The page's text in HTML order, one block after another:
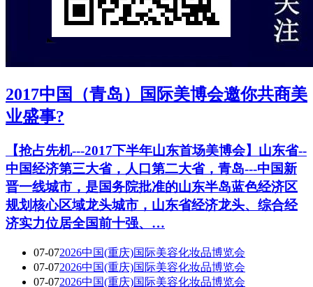
2017中国（青岛）国际美博会邀你共商美
业盛事?
【抢占先机---2017下半年山东首场美博会】山东省--
中国经济第三大省，人口第二大省，青岛---中国新
晋一线城市，是国务院批准的山东半岛蓝色经济区
规划核心区域龙头城市，山东省经济龙头、综合经
济实力位居全国前十强、…
07-072026中国(重庆)国际美容化妆品博览会
07-072026中国(重庆)国际美容化妆品博览会
07-072026中国(重庆)国际美容化妆品博览会